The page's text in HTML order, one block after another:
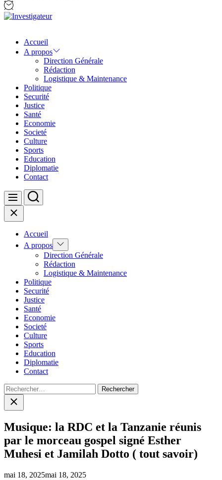
Accueil
A propos
Direction Générale
Rédaction
Logistique & Maintenance
Politique
Securité
Justice
Santé
Economie
Societé
Culture
Sports
Education
Diplomatie
Contact
Menu Search
Close
Accueil
A propos Show
sub
menu
Direction Générale
Rédaction
Logistique & Maintenance
Politique
Securité
Justice
Santé
Economie
Societé
Culture
Sports
Education
Diplomatie
Contact
Rechercher :
Close
search
Musique: la RDC et la Tanzanie réunis
par le morceau gospel signé Esther
Muhesi et Jamilah Dotto ( tout savoir)
mai 18, 2025mai 18, 2025